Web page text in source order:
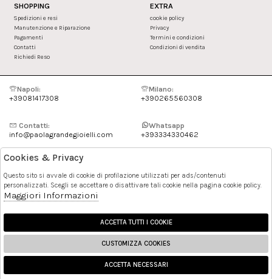
SHOPPING
Spedizioni e resi
Manutenzione e Riparazione
Pagamenti
Contatti
Richiedi Reso
EXTRA
cookie policy
Privacy
Termini e condizioni
Condizioni di vendita
Napoli:
+39081417308
Milano:
+390265560308
Contatti:
info@paolagrandegioielli.com
Whatsapp
+393334330462
Instagram
Pinterest
Cookies & Privacy
Questo sito si avvale di cookie di profilazione utilizzati per ads/contenuti
personalizzati. Scegli se accettare o disattivare tali cookie nella pagina cookie policy.
Maggiori Informazioni
ACCETTA TUTTI I COOKIE
CUSTOMIZZA COOKIES
ACCETTA NECESSARI